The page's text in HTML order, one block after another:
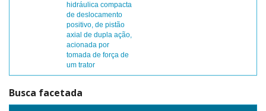
hidráulica compacta
de deslocamento
positivo, de pistão
axial de dupla ação,
acionada por
tomada de força de
um trator
Busca facetada